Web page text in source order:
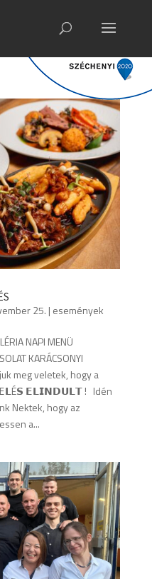
25. | események
NAPI MENÜ
KARÁCSONYI
meg veletek, hogy a
𝗘𝗟𝗜𝗡𝗗𝗨𝗟𝗧 ! Idén
Nektek, hogy az
a...